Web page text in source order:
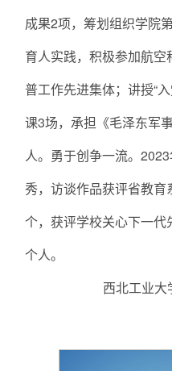
成果2项，筹划组织学院
育人实践，积极参加航
普工作先进集体；讲授“
课3场，承担《毛泽东军
人。勇于创争一流。
秀，访谈作品获评省教育
个，获评学校关心下一
个人。
西北工业大